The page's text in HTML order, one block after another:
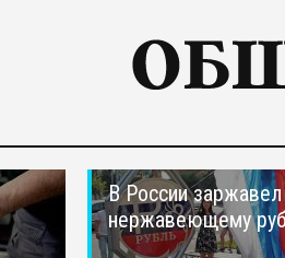
В России заржавел
нержавеющему